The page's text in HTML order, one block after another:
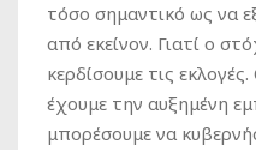
τόσο σημαντικό ως να
από εκείνον. Γιατί ο
κερδίσουμε τις
έχουμε την αυξημένη
μπορέσουμε να